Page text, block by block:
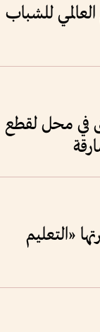
للشباب
في محل لقطع
«التعليم